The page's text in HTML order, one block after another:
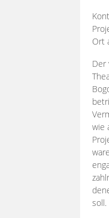
Ort
Der
wie
zahlr
soll.